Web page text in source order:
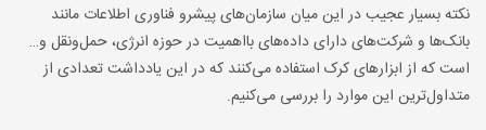
نکته بسیار عجیب در این میان سازمان‌های پیشرو فناوری اطلاعات مانند
بانک‌ها و شرکت‌های دارای داده‌های بااهمیت در حوزه انرژی، حمل‌ونقل و…
است که از ابزارهای کرک استفاده می‌کنند که در این یادداشت تعدادی از
متداول‌ترین این موارد را بررسی می‌کنیم.